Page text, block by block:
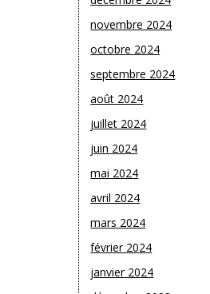
novembre 2024
octobre 2024
septembre 2024
août 2024
juillet 2024
juin 2024
mai 2024
avril 2024
mars 2024
février 2024
janvier 2024